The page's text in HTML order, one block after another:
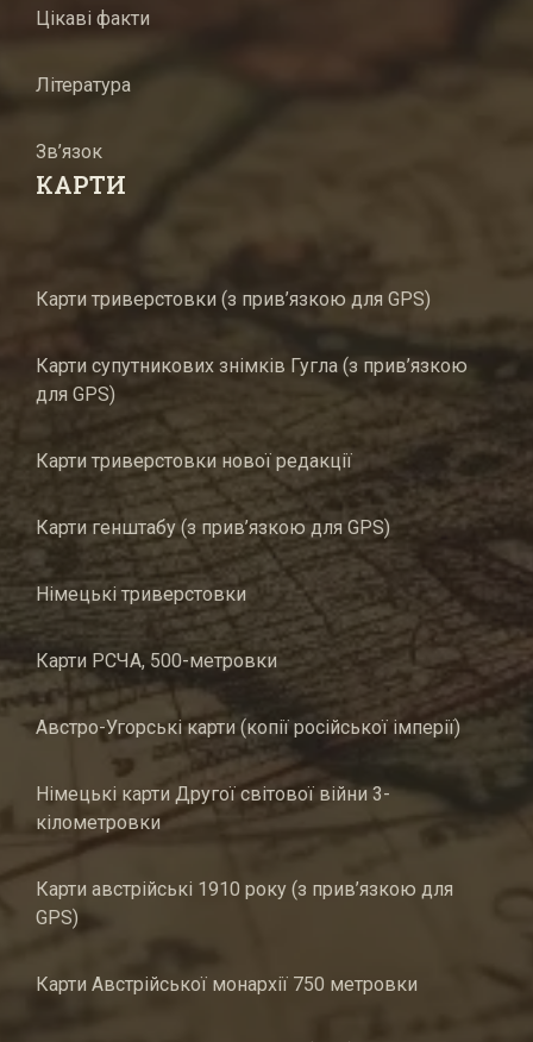
Цікаві факти
Література
Зв’язок
КАРТИ
Карти триверстовки (з прив’язкою для GPS)
Карти супутникових знімків Гугла (з прив’язкою
для GPS)
Карти триверстовки нової редакції
Карти генштабу (з прив’язкою для GPS)
Німецькі триверстовки
Карти РСЧА, 500-метровки
Австро-Угорські карти (копії російської імперії)
Німецькі карти Другої світової війни 3-
кілометровки
Карти австрійські 1910 року (з прив’язкою для
GPS)
Карти Австрійської монархії 750 метровки